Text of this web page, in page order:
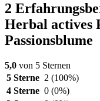
2
Herbal actives
Passionsblume
5,0 von 5 Sternen
5 Sterne 2 (100%)
4 Sterne 0 (0%)